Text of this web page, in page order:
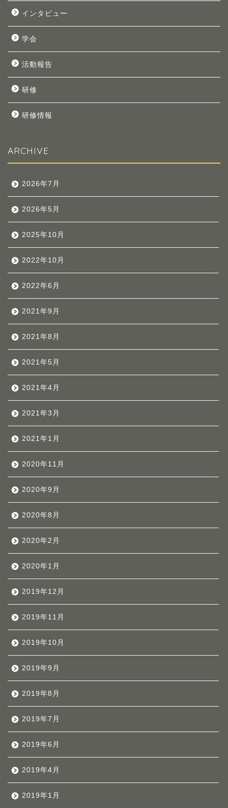
インタビュー
学会
活動報告
研修
研修情報
ARCHIVE
2026年7月
2026年5月
2025年10月
2022年10月
2022年6月
2021年9月
2021年8月
2021年5月
2021年4月
2021年3月
2021年1月
2020年11月
2020年9月
2020年8月
2020年2月
2020年1月
2019年12月
2019年11月
2019年10月
2019年9月
2019年8月
2019年7月
2019年6月
2019年4月
2019年1月